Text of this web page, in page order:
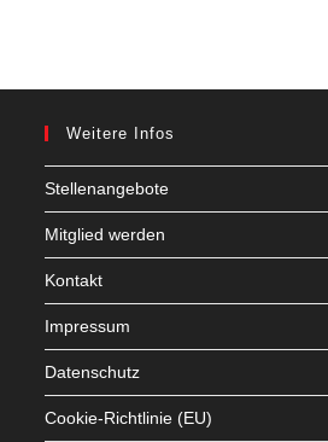
Weitere Infos
Stellenangebote
Mitglied werden
Kontakt
Impressum
Datenschutz
Cookie-Richtlinie (EU)